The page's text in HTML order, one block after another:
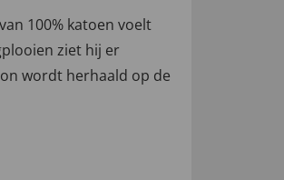
100% katoen voelt
ziet hij er
wordt herhaald op de